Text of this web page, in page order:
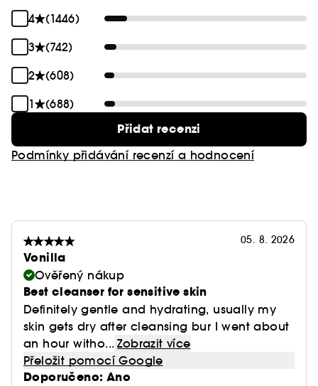
4
(1446)
3
(742)
2
(608)
1
(688)
Přidat recenzi
Podmínky přidávání recenzí a hodnocení
05. 8. 2026
Vonilla
Ověřený nákup
Best cleanser for sensitive skin
Definitely gentle and hydrating, usually my
skin gets dry after cleansing bur I went about
an hour witho... Zobrazit více
Přeložit pomocí Google
Doporučeno: Ano